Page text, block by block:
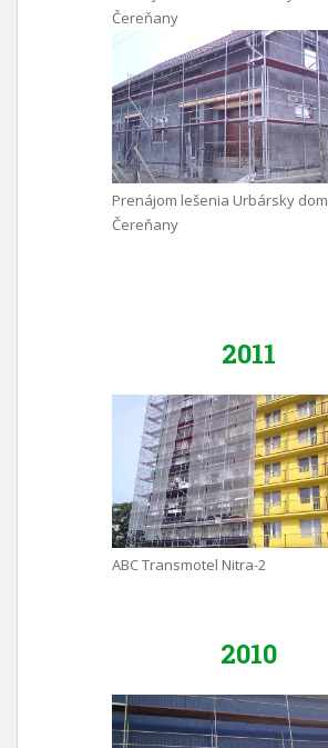
Čereňany
Prenájom lešenia Urbársky dom
Čereňany
2011
ABC Transmotel Nitra-2
2010